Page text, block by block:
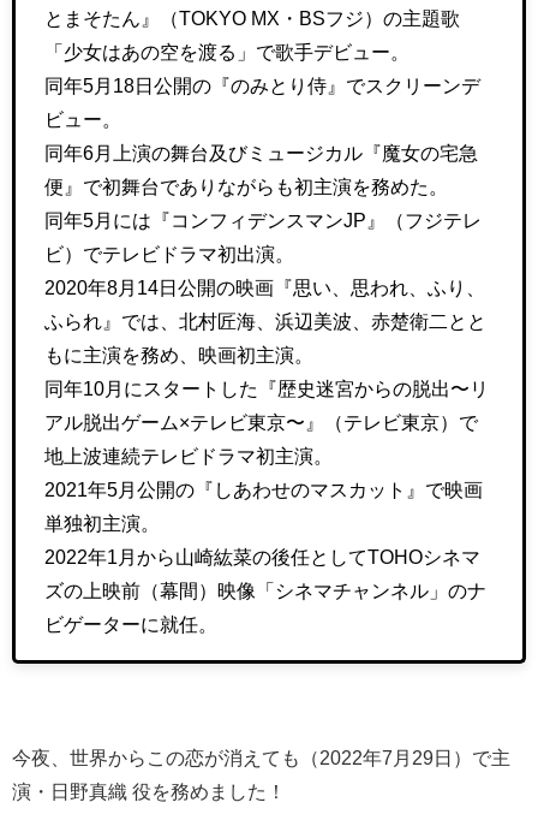
とまそたん』（TOKYO MX・BSフジ）の主題歌
「少女はあの空を渡る」で歌手デビュー。
同年5月18日公開の『のみとり侍』でスクリーンデ
ビュー。
同年6月上演の舞台及びミュージカル『魔女の宅急
便』で初舞台でありながらも初主演を務めた。
同年5月には『コンフィデンスマンJP』（フジテレ
ビ）でテレビドラマ初出演。
2020年8月14日公開の映画『思い、思われ、ふり、
ふられ』では、北村匠海、浜辺美波、赤楚衛二とと
もに主演を務め、映画初主演。
同年10月にスタートした『歴史迷宮からの脱出〜リ
アル脱出ゲーム×テレビ東京〜』（テレビ東京）で
地上波連続テレビドラマ初主演。
2021年5月公開の『しあわせのマスカット』で映画
単独初主演。
2022年1月から山崎紘菜の後任としてTOHOシネマ
ズの上映前（幕間）映像「シネマチャンネル」のナ
ビゲーターに就任。
今夜、世界からこの恋が消えても（2022年7月29日）で主
演・日野真織 役を務めました！